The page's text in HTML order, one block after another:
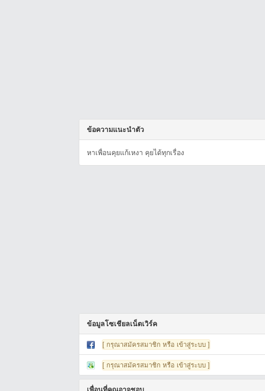
ข้อความแนะนำตัว
หาเพื่อนคุยแก้เหงา คุยได้ทุกเรื่อง
ข้อมูลโซเชียลเน็ตเวิร์ค
[ กรุณาสมัครสมาชิก หรือ เข้าสู่ระบบ ]
[ กรุณาสมัครสมาชิก หรือ เข้าสู่ระบบ ]